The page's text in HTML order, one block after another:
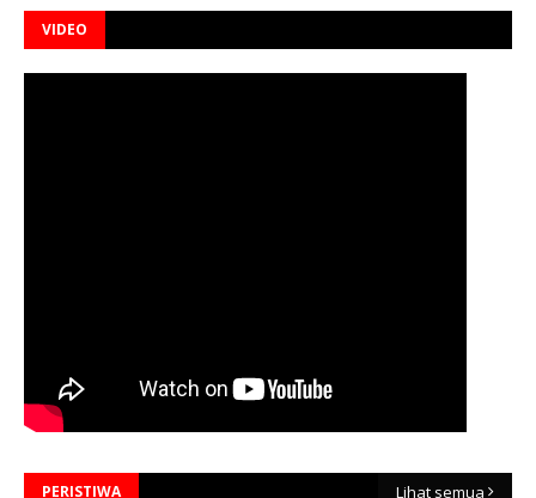
VIDEO
PERISTIWA Lihat semua